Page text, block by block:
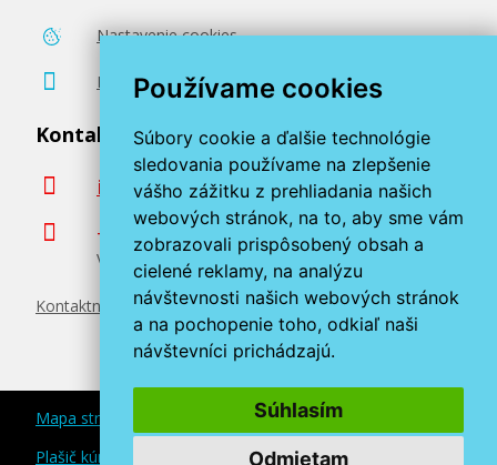
Používame cookies
Súbory cookie a ďalšie technológie
sledovania používame na zlepšenie
vášho zážitku z prehliadania našich
webových stránok, na to, aby sme vám
zobrazovali prispôsobený obsah a
cielené reklamy, na analýzu
návštevnosti našich webových stránok
a na pochopenie toho, odkiaľ naši
návštevníci prichádzajú.
Súhlasím
Odmietam
Nastavenie cookies
Poradenstvo zadarmo
Kontaktujte nás
info@miroluk.sk
+420 377 222 313
Volajte v pracovné dni od 8. do 17. hod.
Kontaktné údaje
Mapa stránok
Plašič kún a myší